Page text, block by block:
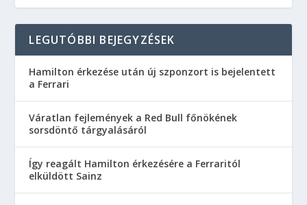
LEGUTÓBBI BEJEGYZÉSEK
Hamilton érkezése után új szponzort is bejelentett
a Ferrari
Váratlan fejlemények a Red Bull főnökének
sorsdöntő tárgyalásáról
Így reagált Hamilton érkezésére a Ferraritól
elküldött Sainz